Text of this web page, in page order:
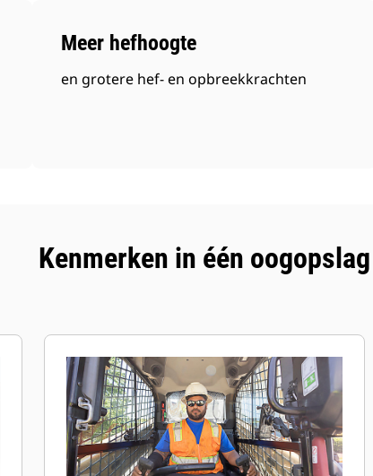
Meer hefhoogte
en grotere hef- en opbreekkrachten
Kenmerken in één oogopslag